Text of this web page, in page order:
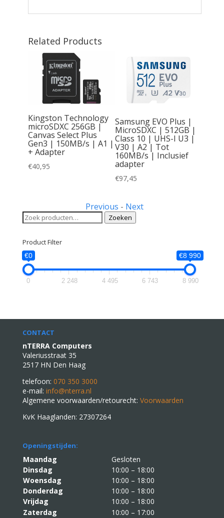
Related Products
Kingston Technology
microSDXC 256GB |
Canvas Select Plus
Gen3 | 150MB/s | A1 |
+ Adapter
€40,95
Samsung EVO Plus |
MicroSDXC | 512GB |
Class 10 | UHS-I U3 |
V30 | A2 | Tot
160MB/s | Inclusief
adapter
€97,45
Previous - Next
Zoeken
naar:
Zoeken
Product Filter
€0 €8 990
0 2 248 4 495 6 743 8 990
CONTACT
nTERRA Computers
Valeriusstraat 35
2517 HN Den Haag
telefoon: 070 350 3000
e-mail: info@nterra.nl
Algemene voorwaarden/retourecht: Voorwaarden
KvK Haaglanden: 27307264
Openingstijden:
Maandag
Gesloten
Dinsdag
10:00 – 18:00
Woensdag
10:00 – 18:00
Donderdag
10:00 – 18:00
Vrijdag
10:00 – 18:00
Zaterdag
10:00 – 17:00